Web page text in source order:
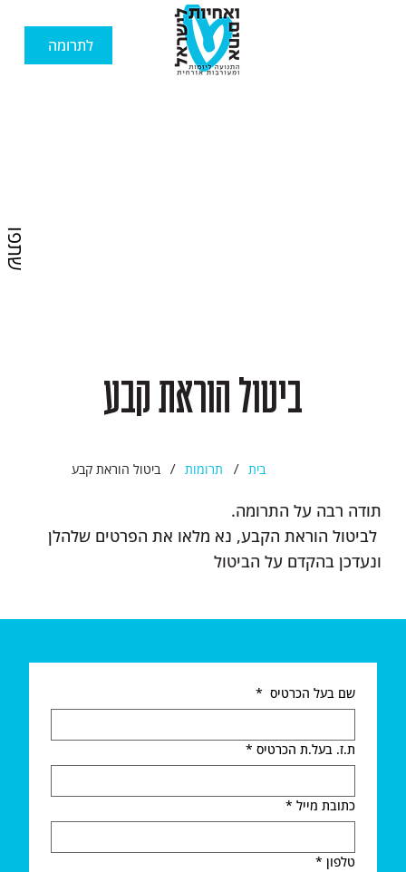
לתרומה
ביטול הוראת קבע
בית / תרומות / ביטול הוראת קבע
תודה רבה על התרומה.
לביטול הוראת הקבע, נא מלאו את הפרטים שלהלן
ונעדכן בהקדם על הביטול
שם בעל הכרטיס *
ת.ז. בעל.ת הכרטיס *
כתובת מייל *
טלפון *
שתפו